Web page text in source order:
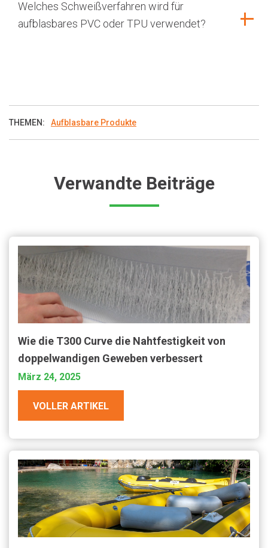
Welches Schweißverfahren wird für
aufblasbares PVC oder TPU verwendet?
THEMEN: Aufblasbare Produkte
Verwandte Beiträge
Wie die T300 Curve die Nahtfestigkeit von
doppelwandigen Geweben verbessert
März 24, 2025
VOLLER ARTIKEL